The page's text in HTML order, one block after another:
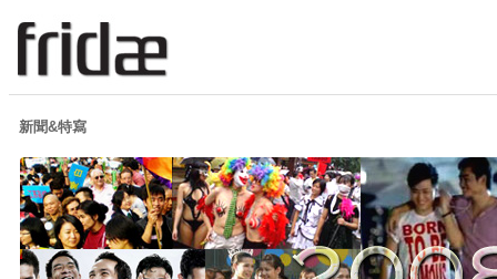
新聞&特寫